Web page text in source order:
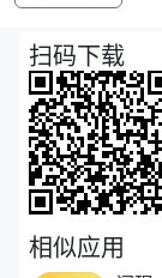
扫码下载
相似应用